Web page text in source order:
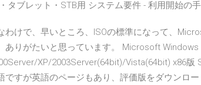
タブレット・STB用 システム要件 - 利用開始の
わけで、早いところ、ISOの標準になって、
ありがたいと思っています。 Microsoft Windows
XP/2003Server(64bit)/Vista(64bit) x86版
ですが英語のページもあり、評価版をダウンロー